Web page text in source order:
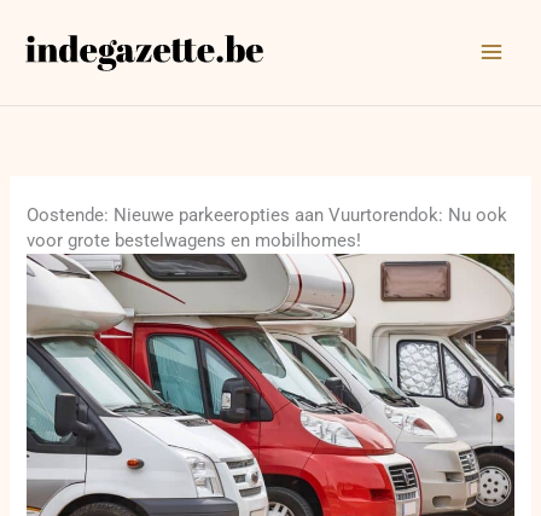
naar
Oostende: Nieuwe parkeeropties aan Vuurtorendok: Nu ook
voor grote bestelwagens en mobilhomes!